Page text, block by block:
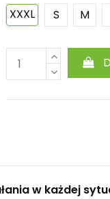
XXXL
S M
w każdej